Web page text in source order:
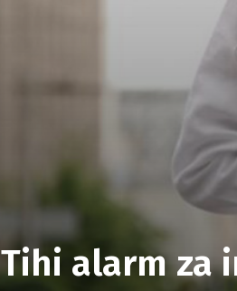
Tihi alarm za